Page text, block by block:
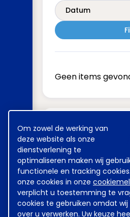
Cookie
melding
Om zowel de werking van
deze website als onze
dienstverlening te
optimaliseren maken wij
functionele en tracking
onze cookies in onze
verplicht u toestemming te
cookies te gebruiken omdat
over u verwerken. Uw keuze
Datum
Geen items
Meest gezocht
Achmea
Kinderovang
Grondstoffen